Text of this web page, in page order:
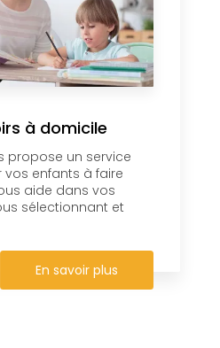
à domicile
propose un service
enfants à faire
aide dans vos
sélectionnant et
En savoir plus